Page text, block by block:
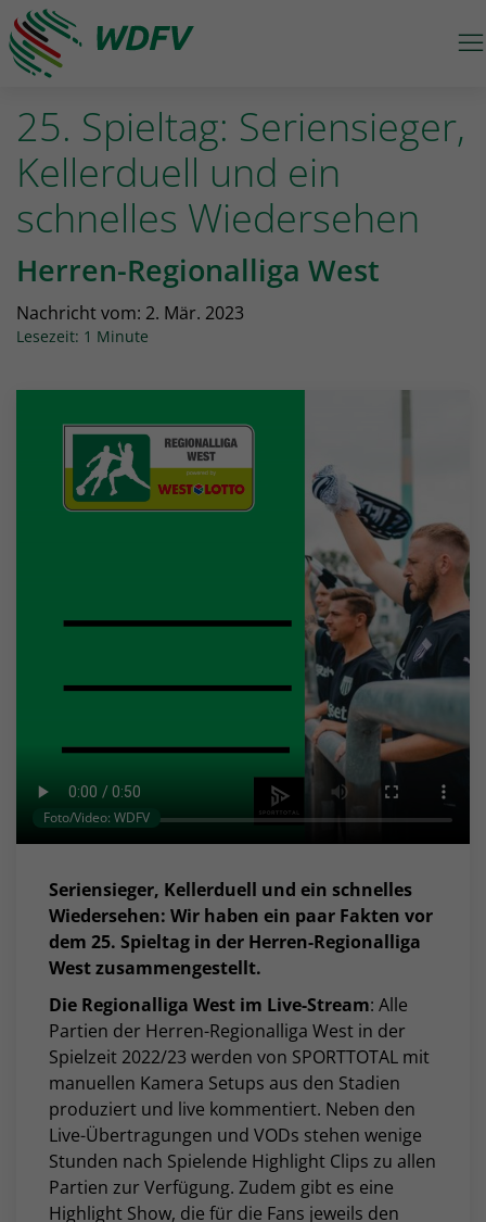
Logo: wdfv führt zur Starseite
25. Spieltag: Seriensieger,
Kellerduell und ein
schnelles Wiedersehen
Herren-Regionalliga West
Nachricht vom: 2. Mär. 2023
Lesezeit: 1 Minute
Foto/Video: WDFV
Seriensieger, Kellerduell und ein schnelles
Wiedersehen: Wir haben ein paar Fakten vor
dem 25. Spieltag in der Herren-Regionalliga
West zusammengestellt.
Die Regionalliga West im Live-Stream: Alle
Partien der Herren-Regionalliga West in der
Spielzeit 2022/23 werden von SPORTTOTAL mit
manuellen Kamera Setups aus den Stadien
produziert und live kommentiert. Neben den
Live-Übertragungen und VODs stehen wenige
Stunden nach Spielende Highlight Clips zu allen
Partien zur Verfügung. Zudem gibt es eine
Highlight Show, die für die Fans jeweils den